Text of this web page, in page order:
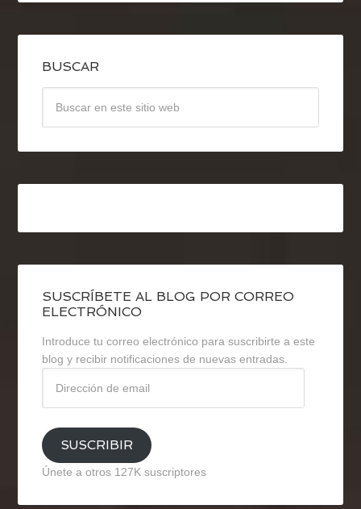
BUSCAR
SUSCRÍBETE AL BLOG POR CORREO
ELECTRÓNICO
Introduce tu correo electrónico para suscribirte a este
blog y recibir notificaciones de nuevas entradas.
email
SUSCRIBIR
Únete a otros 127K suscriptores